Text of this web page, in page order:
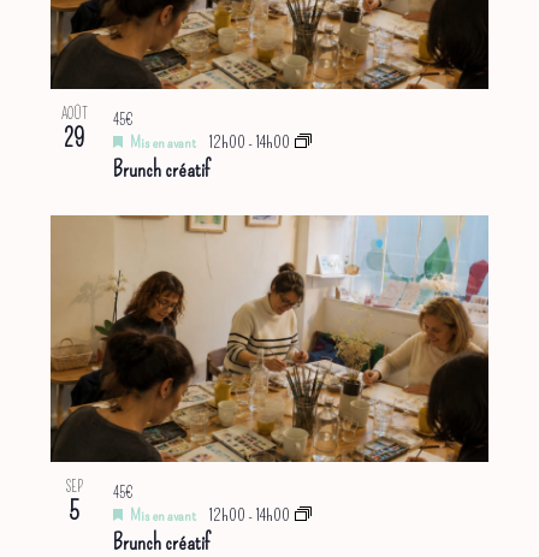
AOÛT
29
Brunch créatif
Mis en avant 12h00 -14h00
45€
SEP
5
Brunch créatif
Mis en avant 12h00 -14h00
45€